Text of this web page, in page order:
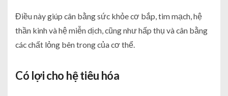
Điều này giúp cân bằng sức khỏe cơ bắp, tim mạch, hệ
thần kinh và hệ miễn dịch, cũng như hấp thụ và cân bằng
các chất lỏng bên trong của cơ thể.
Có lợi cho hệ tiêu hóa